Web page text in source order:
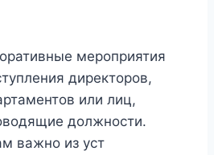
мероприятия
директоров,
или лиц,
должности.
важно из уст